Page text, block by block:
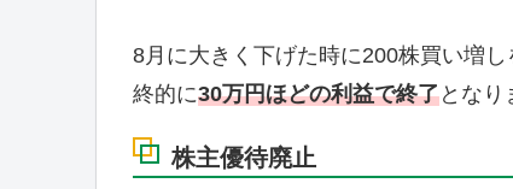
8月に大きく下げた時に200株買い増
終的に30万円ほどの利益で終了となり
株主優待廃止